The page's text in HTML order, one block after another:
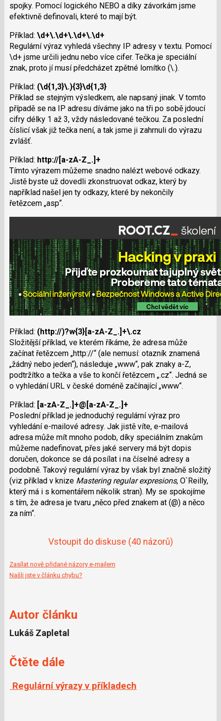
spojky. Pomocí logického NEBO a díky závorkám jsme
efektivně definovali, které to mají být.
Příklad: \d+\.\d+\.\d+\.\d+
Regulární výraz vyhledá všechny IP adresy v textu. Pomocí
\d+ jsme určili jednu nebo více cifer. Tečka je speciální
znak, proto jí musí předcházet zpětné lomítko (\.).
Příklad: (\d{1,3}\.){3}\d{1,3}
Příklad se stejným výsledkem, ale napsaný jinak. V tomto
případě se na IP adresu díváme jako na tři po sobě jdoucí
cifry délky 1 až 3, vždy následované tečkou. Za poslední
číslicí však již tečka není, a tak jsme ji zahrnuli do výrazu
zvlášť.
Příklad: http://[a-zA-Z_.]+
Tímto výrazem můžeme snadno nalézt webové odkazy.
Jistě byste už dovedli zkonstruovat odkaz, který by
například našel jen ty odkazy, které by nekončily
řetězcem „asp“.
Příklad: (http://)?w{3}[a-zA-Z_.]+\.cz
Složitější příklad, ve kterém říkáme, že adresa může
začínat řetězcem „http://“ (ale nemusí: otazník znamená
„žádný nebo jeden“), následuje „www“, pak znaky a-Z,
podtržítko a tečka a vše to končí řetězcem „.cz“. Jedná se
o vyhledání URL v české doméně začínající „www“.
Příklad: [a-zA-Z_.]+@[a-zA-Z_.]+
Poslední příklad je jednoduchý regulární výraz pro
vyhledání e-mailové adresy. Jak jistě víte, e-mailová
adresa může mít mnoho podob, díky speciálním znakům
můžeme nadefinovat, přes jaké servery má být dopis
doručen, dokonce se dá posílat i na číselné adresy a
podobně. Takový regulární výraz by však byl značně složitý
(viz příklad v knize Mastering regular expresions, O`Reilly,
který má i s komentářem několik stran). My se spokojíme
s tím, že adresa je tvaru „něco před znakem at (@) a něco
za ním“.
Vstoupit do diskuse (40 názorů)
Zasílat nově přidané názory e-mailem
Našli jste v článku chybu?
Autor článku
Lukáš Zapletal
Čtěte dále
Regulární výrazy v příkladech